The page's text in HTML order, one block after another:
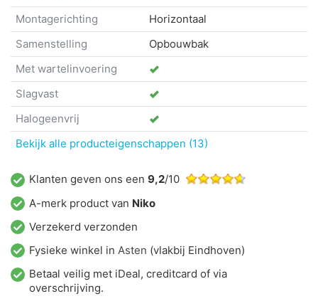
Montagerichting
Horizontaal
Samenstelling
Opbouwbak
Met wartelinvoering
Slagvast
Halogeenvrij
Bekijk alle producteigenschappen (13)
Klanten geven ons een 9,2/10
A-merk product van Niko
Verzekerd verzonden
Fysieke winkel in Asten (vlakbij Eindhoven)
Betaal veilig met iDeal, creditcard of via
overschrijving.